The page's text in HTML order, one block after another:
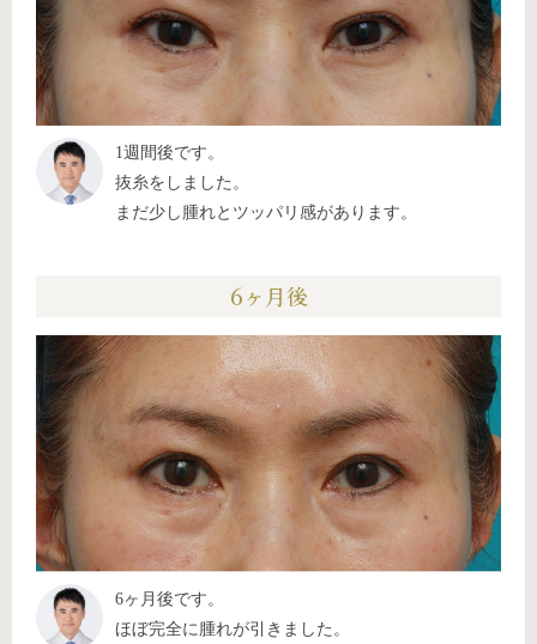
1週間後です。
抜糸をしました。
まだ少し腫れとツッパリ感があります。
6ヶ月後
6ヶ月後です。
ほぼ完全に腫れが引きました。